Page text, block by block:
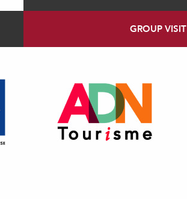
GROUP VISIT